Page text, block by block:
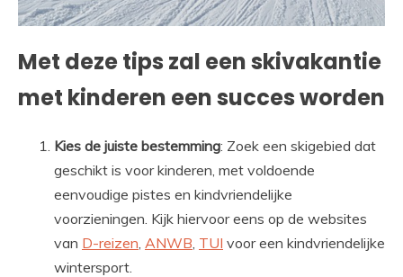
Met deze tips zal een skivakantie
met kinderen een succes worden
Kies de juiste bestemming: Zoek een skigebied dat
geschikt is voor kinderen, met voldoende
eenvoudige pistes en kindvriendelijke
voorzieningen. Kijk hiervoor eens op de websites
van D-reizen ANWB TUI voor een kindvriendelijke
wintersport.